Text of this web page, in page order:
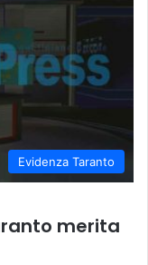
Evidenza Taranto
merita